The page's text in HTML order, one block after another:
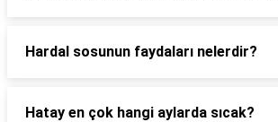
Hardal sosunun faydaları nelerdir?
Hatay en çok hangi aylarda sıcak?